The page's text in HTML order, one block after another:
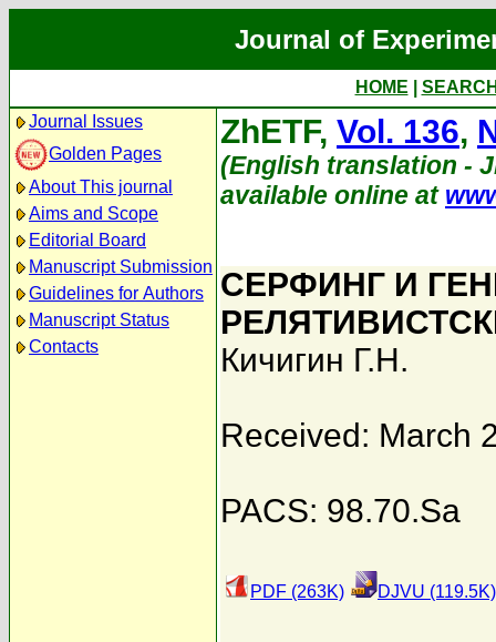
Journal of
HOME
Journal Issues
Golden Pages
About This journal
Aims and Scope
Editorial Board
Manuscript Submission
Guidelines for Authors
Manuscript Status
Contacts
ZhETF, Vol. 136,
(English translation -
available online at
СЕРФИНГ И
Кичигин Г.Н.
Received: March
PACS: 98.70.Sa
PDF (263K) DJVU (119.5K)